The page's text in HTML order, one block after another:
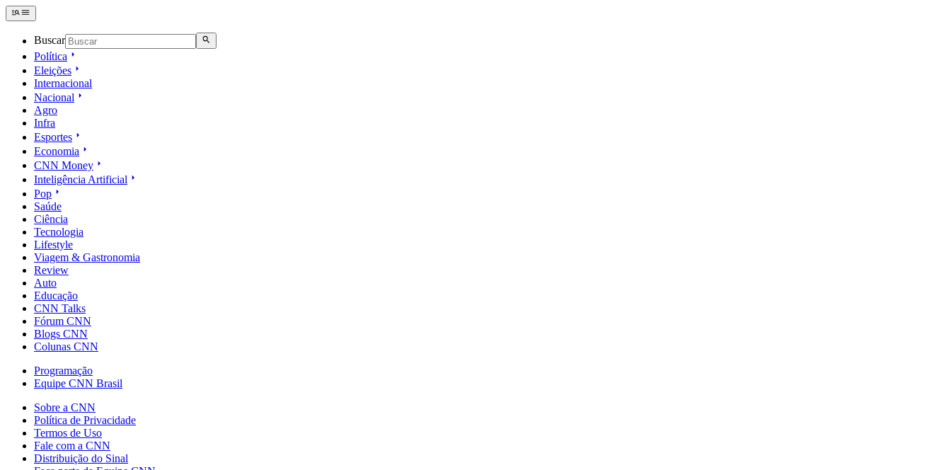
Buscar
Política
Eleições
Internacional
Nacional
Agro
Infra
Esportes
Economia
CNN Money
Inteligência Artificial
Pop
Saúde
Ciência
Tecnologia
Lifestyle
Viagem & Gastronomia
Review
Auto
Educação
CNN Talks
Fórum CNN
Blogs CNN
Colunas CNN
Programação
Equipe CNN Brasil
Sobre a CNN
Política de Privacidade
Termos de Uso
Fale com a CNN
Distribuição do Sinal